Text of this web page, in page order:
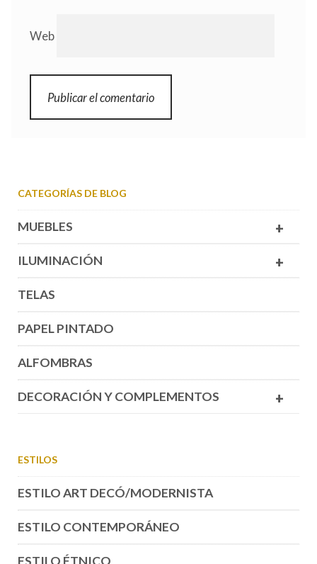
Web
CATEGORÍAS DE BLOG
+
MUEBLES
+
ILUMINACIÓN
TELAS
PAPEL PINTADO
ALFOMBRAS
+
DECORACIÓN Y COMPLEMENTOS
ESTILOS
ESTILO ART DECÓ/MODERNISTA
ESTILO CONTEMPORÁNEO
ESTILO ÉTNICO